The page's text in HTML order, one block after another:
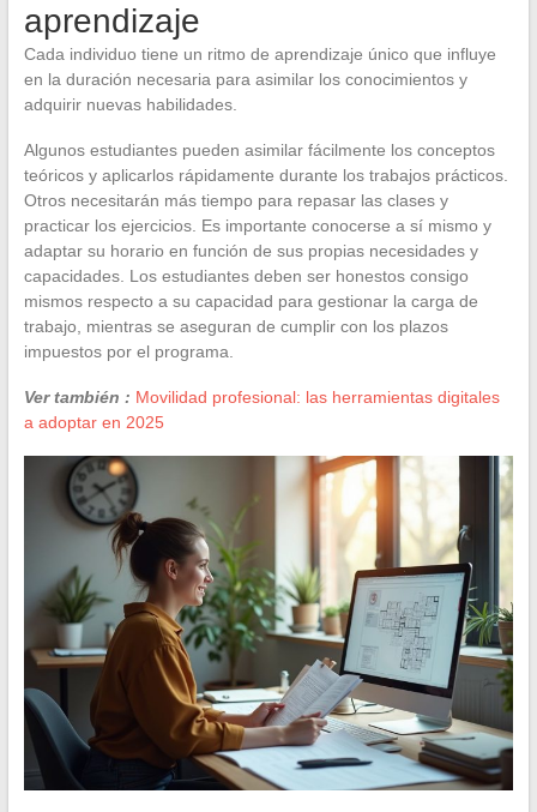
aprendizaje
Cada individuo tiene un ritmo de aprendizaje único que influye
en la duración necesaria para asimilar los conocimientos y
adquirir nuevas habilidades.
Algunos estudiantes pueden asimilar fácilmente los conceptos
teóricos y aplicarlos rápidamente durante los trabajos prácticos.
Otros necesitarán más tiempo para repasar las clases y
practicar los ejercicios. Es importante conocerse a sí mismo y
adaptar su horario en función de sus propias necesidades y
capacidades. Los estudiantes deben ser honestos consigo
mismos respecto a su capacidad para gestionar la carga de
trabajo, mientras se aseguran de cumplir con los plazos
impuestos por el programa.
Ver también : Movilidad profesional: las herramientas digitales
a adoptar en 2025